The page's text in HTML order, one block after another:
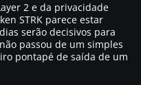
2 e da privacidade
STRK parece estar
serão decisivos para
passou de um simples
pontapé de saída de um